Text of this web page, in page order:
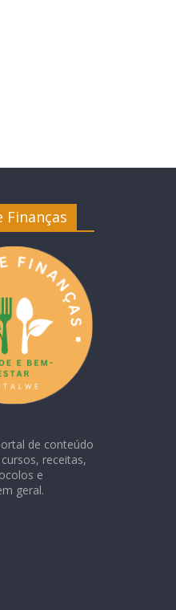
Finanças
de conteúdo
receitas,
e
geral.